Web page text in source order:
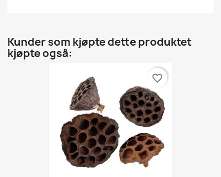
Kunder som kjøpte dette produktet
kjøpte også:
favorite_border